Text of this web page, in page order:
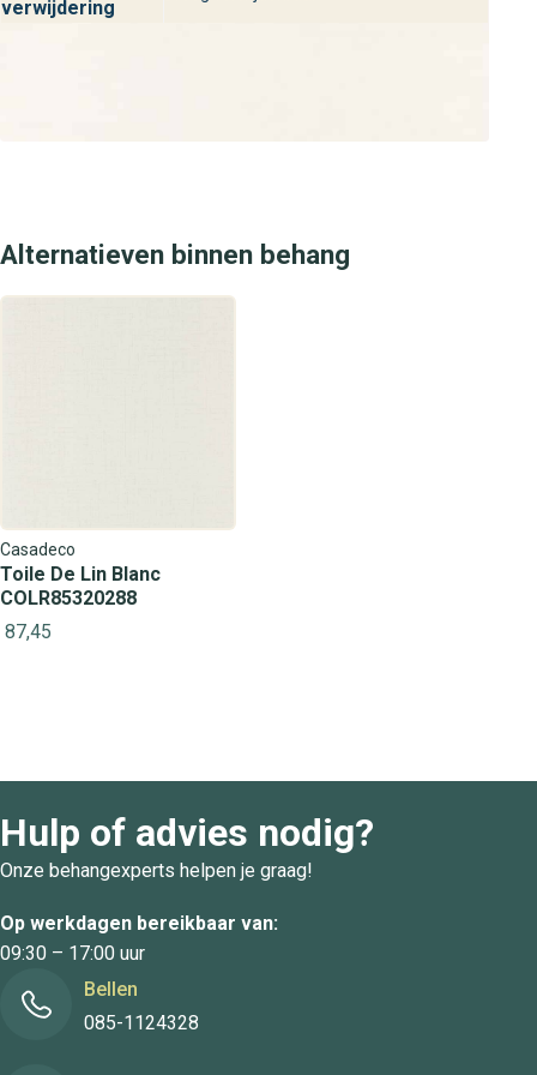
verwijdering
Alternatieven binnen behang
Casadeco
Toile De Lin Blanc
COLR85320288
87,45
Hulp of advies nodig?
Onze behangexperts helpen je graag!
Op werkdagen bereikbaar van:
09:30 – 17:00 uur
Bellen
085-1124328